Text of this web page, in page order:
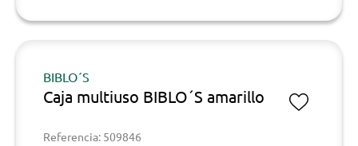
BIBLO´S
Caja multiuso BIBLO´S amarillo
Referencia: 509846